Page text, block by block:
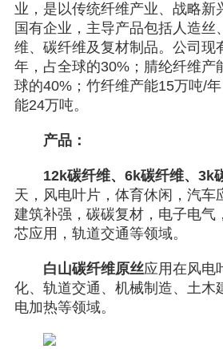
业，是以传统纤维产业、战略新
国有企业，主导产品包括人造丝
维、碳纤维及复材制品。公司现
年，占全球的30%；腈纶纤维产
球的40%；竹纤维产能15万吨/
能24万吨。
产品：
12k碳纤维、6k碳纤维、3k
天，风电叶片，体育休闲，汽车
建筑补强，碳碳复材，电子电气
芯应用，轨道交通等领域。
白山碳纤维原丝应用在风电
化、轨道交通、机械制造、土木
电加热等领域。